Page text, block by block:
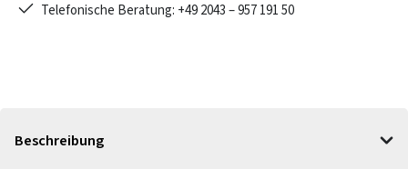
Telefonische Beratung: +49 2043 – 957 191 50
Beschreibung